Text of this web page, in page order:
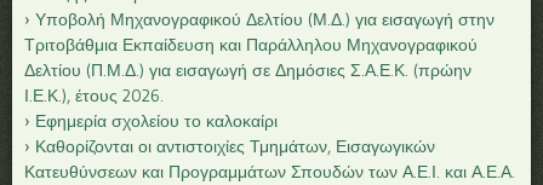
Υποβολή Μηχανογραφικού Δελτίου (Μ.Δ.) για εισαγωγή στην
Τριτοβάθμια Εκπαίδευση και Παράλληλου Μηχανογραφικού
Δελτίου (Π.Μ.Δ.) για εισαγωγή σε Δημόσιες Σ.Α.Ε.Κ. (πρώην
Ι.Ε.Κ.), έτους 2026.
Εφημερία σχολείου το καλοκαίρι
Καθορίζονται οι αντιστοιχίες Τμημάτων, Εισαγωγικών
Κατευθύνσεων και Προγραμμάτων Σπουδών των Α.Ε.Ι. και Α.Ε.Α.